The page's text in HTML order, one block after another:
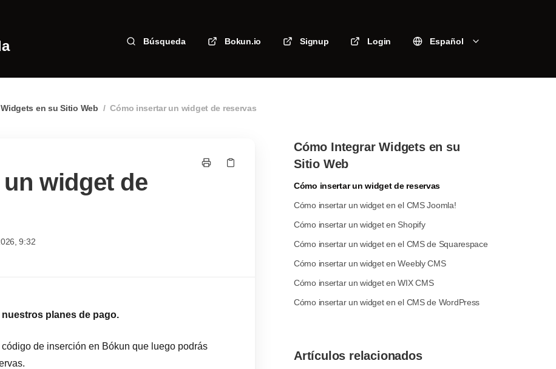
Búsqueda Bokun.io Signup Login Español
en su Sitio Web / Cómo insertar un widget de reservas
widget de
9:32
planes de pago.
de inserción en Bókun que luego podrás
Cómo Integrar Widgets en su
Sitio Web
Cómo insertar un widget de reservas
Cómo insertar un widget en el CMS Joomla!
Cómo insertar un widget en Shopify
Cómo insertar un widget en el CMS de Squarespace
Cómo insertar un widget en Weebly CMS
Cómo insertar un widget en WIX CMS
Cómo insertar un widget en el CMS de WordPress
Artículos relacionados